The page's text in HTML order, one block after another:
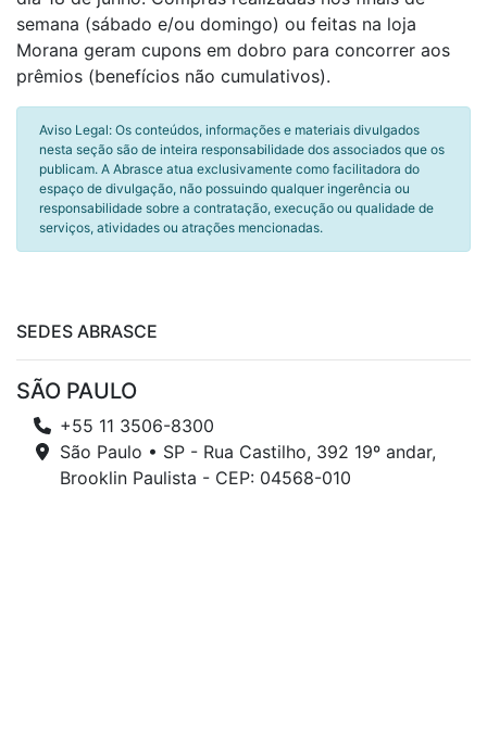
semana (sábado e/ou domingo) ou feitas na loja
Morana geram cupons em dobro para concorrer aos
prêmios (benefícios não cumulativos).
Aviso Legal: Os conteúdos, informações e materiais divulgados
nesta seção são de inteira responsabilidade dos associados que os
publicam. A Abrasce atua exclusivamente como facilitadora do
espaço de divulgação, não possuindo qualquer ingerência ou
responsabilidade sobre a contratação, execução ou qualidade de
serviços, atividades ou atrações mencionadas.
SEDES ABRASCE
SÃO PAULO
+55 11 3506-8300
São Paulo • SP - Rua Castilho, 392 19º andar,
Brooklin Paulista - CEP: 04568-010